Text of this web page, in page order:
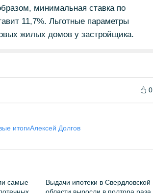
минимальная ставка по
11,7%. Льготные параметры
жилых домов у застройщика.
0
итогиАлексей Долгов
самые
Выдачи ипотеки в Свердловской